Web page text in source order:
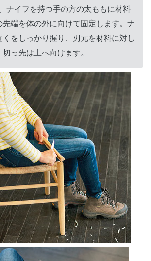
ナイフを持つ手の方の太ももに材料
先端を体の外に向けて固定します。ナ
くをしっかり握り、刃元を材料に対し
っ先は上へ向けます。